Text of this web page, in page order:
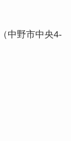
中野市中央4-